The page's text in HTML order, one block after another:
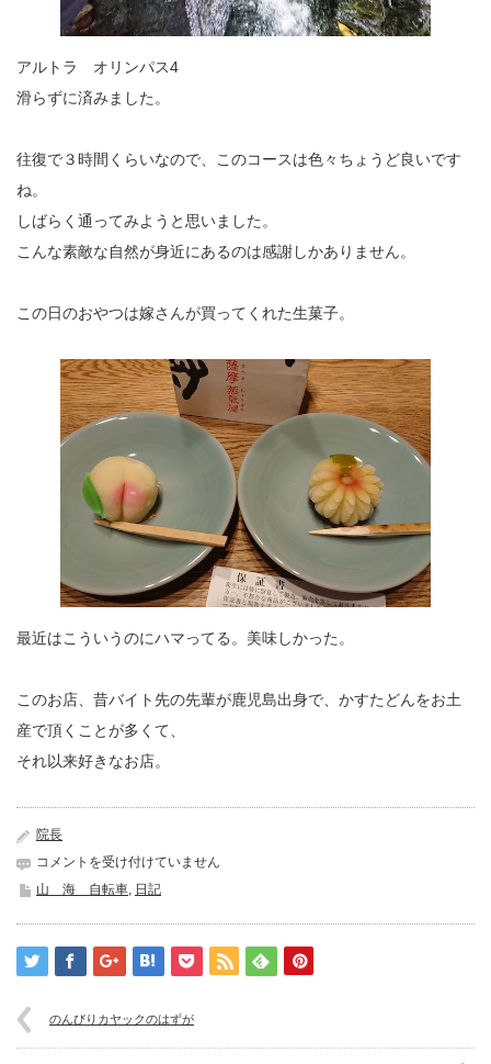
アルトラ オリンパス4
滑らずに済みました。
往復で３時間くらいなので、このコースは色々ちょうど良いです
ね。
しばらく通ってみようと思いました。
こんな素敵な自然が身近にあるのは感謝しかありません。
この日のおやつは嫁さんが買ってくれた生菓子。
最近はこういうのにハマってる。美味しかった。
このお店、昔バイト先の先輩が鹿児島出身で、かすたどんをお土
産で頂くことが多くて、
それ以来好きなお店。
院長
福
智
は
コメントを受け付けていません
山 海 自転車 日記
のんびりカヤックのはずが